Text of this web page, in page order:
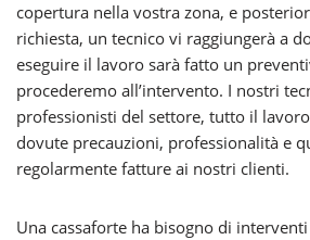
copertura nella vostra zona, e
richiesta, un tecnico vi raggiungerà a
eseguire il lavoro sarà fatto un
procederemo all’intervento. I nostri
professionisti del settore, tutto il
dovute precauzioni, professionalità e
regolarmente fatture ai nostri clienti.
Una cassaforte ha bisogno di